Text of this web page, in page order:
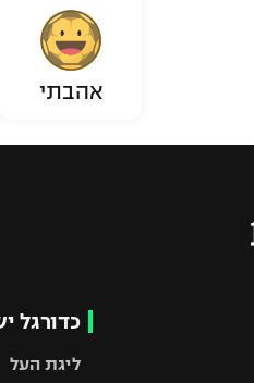
אהבתי
כדורגל
ליגת העל